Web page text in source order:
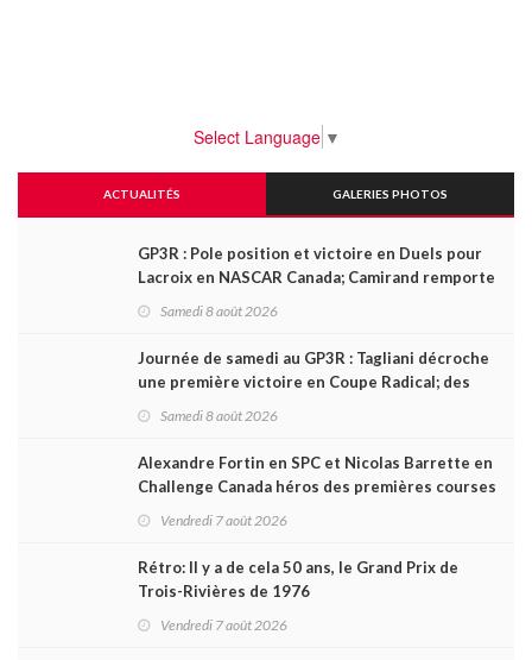
Select Language ▼
ACTUALITÉS GALERIES PHOTOS
GP3R : Pole position et victoire en Duels pour
Lacroix en NASCAR Canada; Camirand remporte
Samedi 8 août 2026
Journée de samedi au GP3R : Tagliani décroche
une première victoire en Coupe Radical; des
Samedi 8 août 2026
Alexandre Fortin en SPC et Nicolas Barrette en
Challenge Canada héros des premières courses
Vendredi 7 août 2026
Rétro: Il y a de cela 50 ans, le Grand Prix de
Trois-Rivières de 1976
Vendredi 7 août 2026